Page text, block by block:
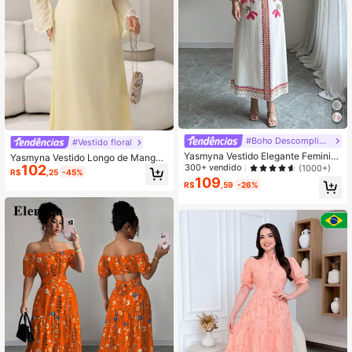
#Vestido floral
Yasmyna Vestido Longo de Manga
Comprida com Laço na Cintura, Esti
lo Árabe Elegante, Chiffon Floral co
R$102 ,25 -45%
#Boho Descomplicado
Yasmyna Vestido Elegante Feminin
o com Estampa Floral e Manga Sino
300+ vendido (1000+)
R$109 ,59 -26%